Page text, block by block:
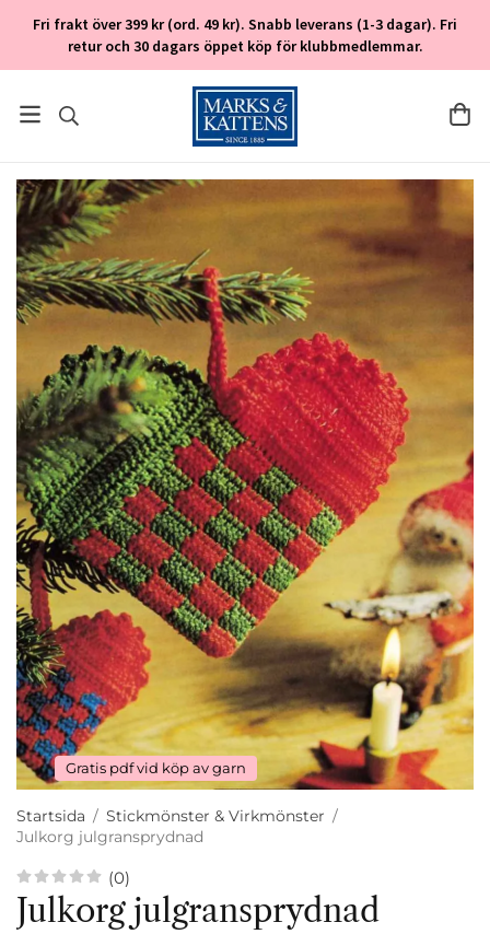
Fri frakt över 399 kr (ord. 49 kr). Snabb leverans (1-3 dagar). Fri
retur och 30 dagars öppet köp för klubbmedlemmar.
Gratis pdf vid köp av garn
Startsida / Stickmönster & Virkmönster /
Julkorg julgransprydnad
(0)
Julkorg julgransprydnad